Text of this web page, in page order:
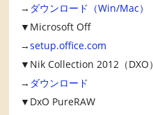
→ ダウンロード（Win/Mac）
▼Microsoft Off
→setup.office.com
▼Nik Collection 2012（DXO）
→ ダウンロード
▼DxO PureRAW